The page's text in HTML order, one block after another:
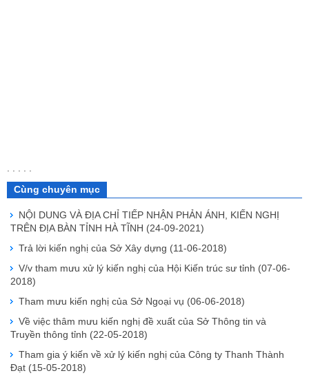
Cùng chuyên mục
NỘI DUNG VÀ ĐỊA CHỈ TIẾP NHẬN PHẢN ÁNH, KIẾN NGHỊ
TRÊN ĐỊA BÀN TỈNH HÀ TĨNH (24-09-2021)
Trả lời kiến nghị của Sở Xây dựng (11-06-2018)
V/v tham mưu xử lý kiến nghị của Hội Kiến trúc sư tỉnh (07-06-
2018)
Tham mưu kiến nghị của Sở Ngoại vụ (06-06-2018)
Về việc thâm mưu kiến nghị đề xuất của Sở Thông tin và
Truyền thông tỉnh (22-05-2018)
Tham gia ý kiến về xử lý kiến nghị của Công ty Thanh Thành
Đạt (15-05-2018)